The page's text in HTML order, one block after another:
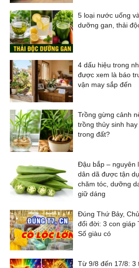
5 loại nước uống
dưỡng gan, thải
4 dấu hiệu trong
được xem là báo
vận may sắp đến
Trồng gừng cảnh
trồng thủy sinh hay
trong đất?
Đậu bắp – nguyên
dân dã được tận
chăm tóc, dưỡng
giữ dáng
Đúng Thứ Bảy,
đổi đời: 3 con giáp
Số giàu có
Từ 9/8 đến 17/8: 3